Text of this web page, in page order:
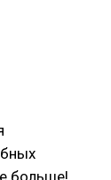
больше!